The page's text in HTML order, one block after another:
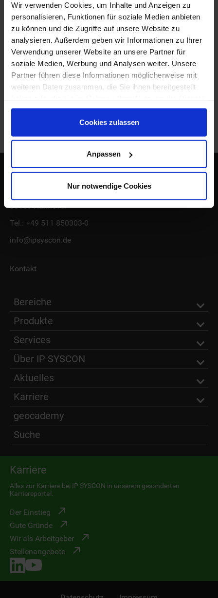
Wir verwenden Cookies, um Inhalte und Anzeigen zu
personalisieren, Funktionen für soziale Medien anbieten
zu können und die Zugriffe auf unsere Website zu
analysieren. Außerdem geben wir Informationen zu Ihrer
Verwendung unserer Website an unsere Partner für
soziale Medien, Werbung und Analysen weiter. Unsere
Partner führen diese Informationen möglicherweise mit
weiteren Daten zusammen, die Sie ihnen bereitgestellt
gesammelt haben.
Cookies zulassen
Anpassen
Nur notwendige Cookies
Sofern Sie bereits an den letzten Events dieser
Themenreihe teilgenommen haben, sind Sie
bereits registriert und können sich am
Veranstaltungstag mit Ihrer E-Mail-Adresse und
Passwort auf derEventplattformanmelden.
Wir würden uns freuen, wenn Sie am17.
September 2026mit dabei sind.
Mit Fragen zu unseren digitalen Events können Sie
IP SYSCON GmbH
Warmbüchenkamp 4
30159 Hannover
Tel.: +49 511 850303-0
info@ipsyscon.de
Kontakt
Bereiche
Produkte
Services
Über IP SYSCON
Aktuelles
Karriere
geocademy
Suche
Karriere
Alles zur Karriere bei IP SYSCON in unserem gesonderten
Karriereportal.
Der Einstieg
Gute Gründe
Wir als Arbeitgeber
Stellenangebote